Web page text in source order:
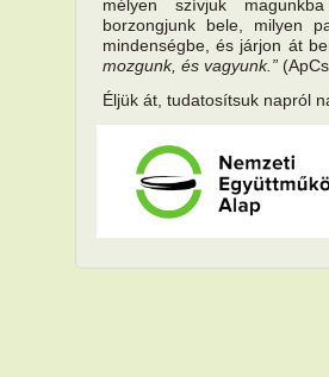
mélyen szívjuk
borzongjunk bele, milyen
mindenségbe, és járjon át
mozgunk, és vagyunk.”
Éljük át, tudatosítsuk napról